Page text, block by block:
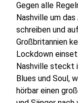
Gegen alle
Nashville um
schreiben und
Großbritannien
Lockdown
Nashville steckt
Blues und Soul,
hörbar einen